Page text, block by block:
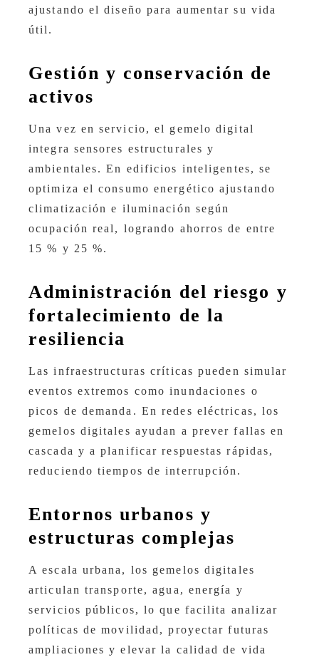
ajustando el diseño para aumentar su vida
útil.
Gestión y conservación de
activos
Una vez en servicio, el gemelo digital
integra sensores estructurales y
ambientales. En edificios inteligentes, se
optimiza el consumo energético ajustando
climatización e iluminación según
ocupación real, logrando ahorros de entre
15 % y 25 %.
Administración del riesgo y
fortalecimiento de la
resiliencia
Las infraestructuras críticas pueden simular
eventos extremos como inundaciones o
picos de demanda. En redes eléctricas, los
gemelos digitales ayudan a prever fallas en
cascada y a planificar respuestas rápidas,
reduciendo tiempos de interrupción.
Entornos urbanos y
estructuras complejas
A escala urbana, los gemelos digitales
articulan transporte, agua, energía y
servicios públicos, lo que facilita analizar
políticas de movilidad, proyectar futuras
ampliaciones y elevar la calidad de vida